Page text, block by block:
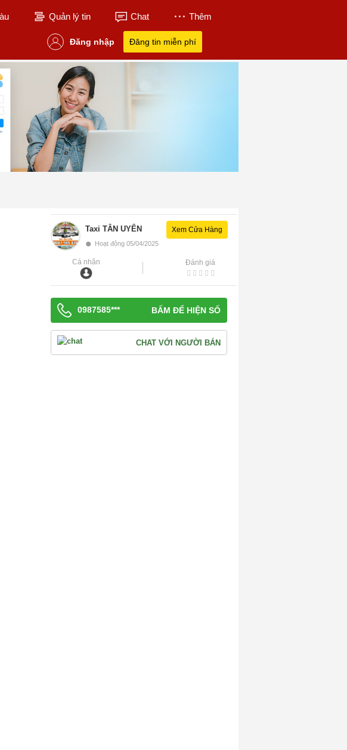
Quản lý tin Chat Thêm
Đăng nhập Đăng tin miễn phí
Taxi TÂN UYÊN Xem Cửa Hàng
• Hoạt động 05/04/2025
Cá nhân Đánh giá
0987585*** BẤM ĐỂ HIỆN SỐ
CHAT VỚI NGƯỜI BÁN